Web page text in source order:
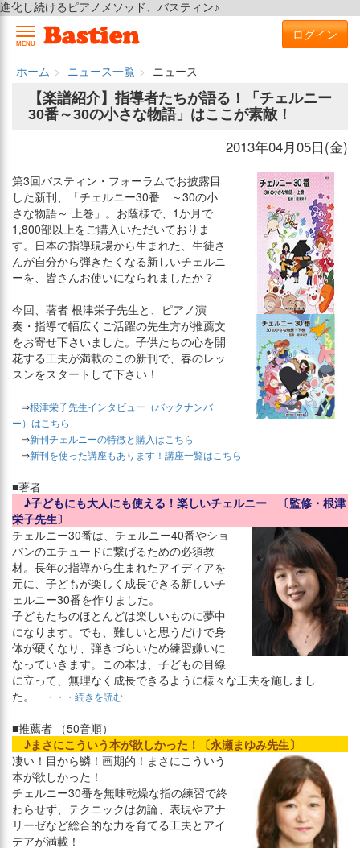
進化し続けるピアノメソッド、バスティン♪
MENU
ログイン
ホーム ニュース一覧
ニュース
【楽譜紹介】指導者たちが語る！「チェルニー
30番～30の小さな物語」はここが素敵！
2013年04月05日(金)
第3回バスティン・フォーラムでお披露目
した新刊、「チェルニー30番 ～30の小
さな物語～ 上巻」。お蔭様で、1か月で
1,800部以上をご購入いただいておりま
す。日本の指導現場から生まれた、生徒さ
んが自分から弾きたくなる新しいチェルニ
ーを、皆さんお使いになられましたか？
今回、著者 根津栄子先生と、ピアノ演
奏・指導で幅広くご活躍の先生方が推薦文
をお寄せ下さいました。子供たちの心を開
花する工夫が満載のこの新刊で、春のレッ
スンをスタートして下さい！
⇒根津栄子先生インタビュー（バックナンバ
ー）はこちら
⇒新刊チェルニーの特徴と購入はこちら
⇒新刊を使った講座もあります！講座一覧はこちら
■著者
♪子どもにも大人にも使える！楽しいチェルニー 〔監修・根津
栄子先生〕
チェルニー30番は、チェルニー40番やショ
パンのエチュードに繋げるための必須教
材。長年の指導から生まれたアイディアを
元に、子どもが楽しく成長できる新しいチ
ェルニー30番を作りました。
子どもたちのほとんどは楽しいものに夢中
になります。でも、難しいと思うだけで身
体が硬くなり、弾きづらいため練習嫌いに
なっていきます。この本は、子どもの目線
に立って、無理なく成長できるように様々な工夫を施しまし
た。
・・・続きを読む
■推薦者 （50音順）
♪まさにこういう本が欲しかった！〔永瀬まゆみ先生〕
凄い！目から鱗！画期的！まさにこういう
本が欲しかった！
チェルニー30番を無味乾燥な指の練習で終
わらせず、テクニックは勿論、表現やアナ
リーゼなど総合的な力を育てる工夫とアイ
デアが満載！